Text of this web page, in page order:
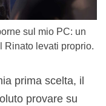
sul mio PC: un
Rinato levati proprio.
prima scelta, il
provare su